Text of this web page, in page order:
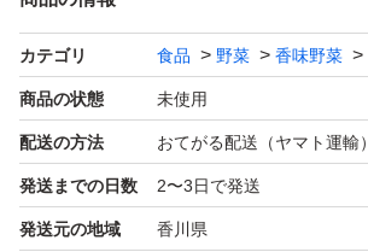
早めに食べる方ご検討ください。
丸揚げ
醤油漬け
糖醋蒜
カテゴリ 食品 野菜 香味野菜
商品の状態 未使用
配送の方法 おてがる配送（ヤマト運輸）
発送までの日数 2〜3日で発送
発送元の地域 香川県